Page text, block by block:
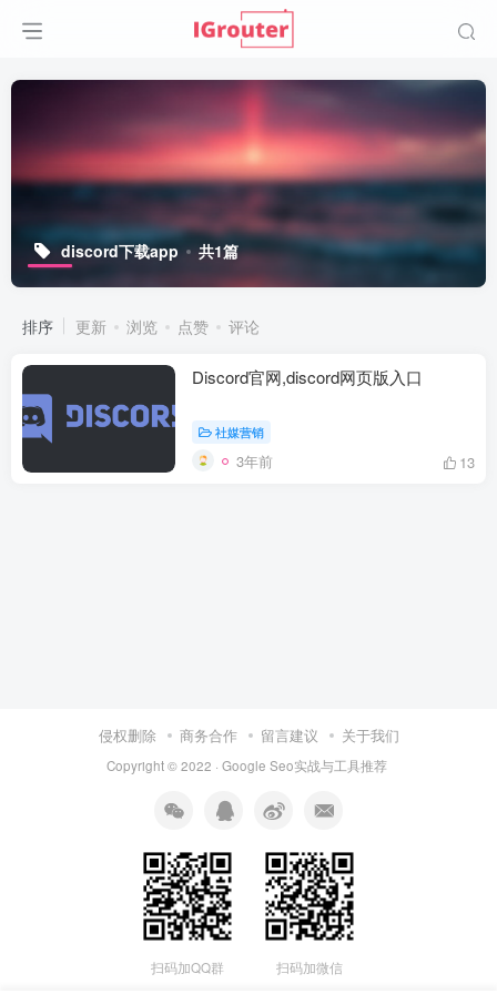
discord下载app 共1篇
排序 更新 浏览 点赞 评论
Discord官网,discord网页版入口
社媒营销
3年前 13
侵权删除 商务合作 留言建议 关于我们
Copyright © 2022 · Google Seo实战与工具推荐
扫码加QQ群 扫码加微信